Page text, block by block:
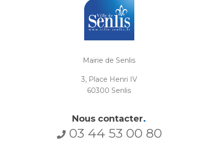
Mairie de Senlis
3, Place Henri IV
60300 Senlis
Nous contacter.
03 44 53 00 80